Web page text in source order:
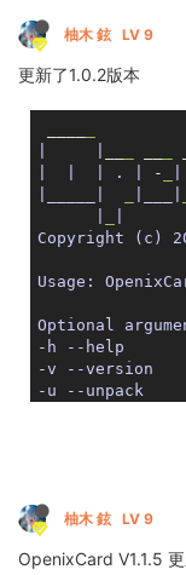
柚木 鉉 LV 9
更新了1.0.2版本
| . | -
Copyright (c)
Usage:
Optional
-h --help
-v --version
-u --unpack
-c --cfg
eg.
OpenixCard
柚木 鉉 LV 9
OpenixCard V1.1.5